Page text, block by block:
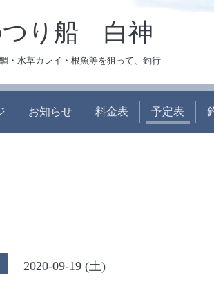
つり船 白神
・水草カレイ・根魚等を狙って、釣行
お知らせ 料金表 予定表
2020-09-19 (土)